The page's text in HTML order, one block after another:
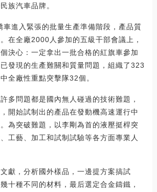
族汽車品牌。
車進入緊張的批量生產準備階段，產品質
在全廠2000人參加的五級干部會議上，
決心：一定拿出一批合格的紅旗車參加
發現的生產難關和質量問題，組織了323
全廠性重點突擊隊32個。
多問題都是國內無人碰過的技術難題，
開始試制出的產品在發動機高速運行中
為突破難題，以李剛為首的液壓挺桿突
工藝、加工和試制試驗等各方面專業人
獻，分析國外樣品，一邊提方案搞試
十種不同的材料，最后選定合金鑄鐵，